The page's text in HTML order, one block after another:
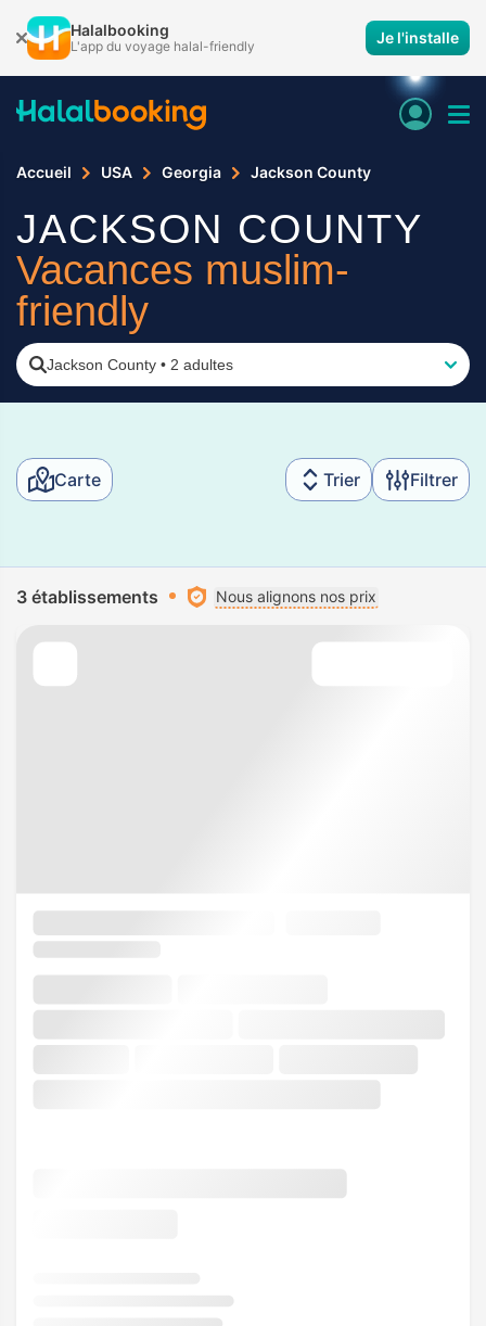
Halalbooking
L'app du voyage halal-friendly Je l'installe
Accueil USA Georgia Jackson County
JACKSON COUNTY
Vacances muslim-
friendly
Jackson County • 2 adultes
Carte Trier Filtrer
3 établissements Nous alignons nos prix